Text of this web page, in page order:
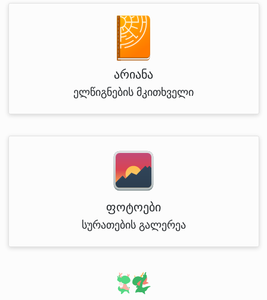
არიანა
ელწიგნების მკითხველი
ფოტოები
სურათების გალერეა